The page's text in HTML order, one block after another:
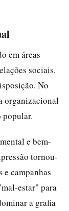
em áreas
sociais.
No
organizacional
popular.
e bem-
tornou-
campanhas
estar" para
a grafia